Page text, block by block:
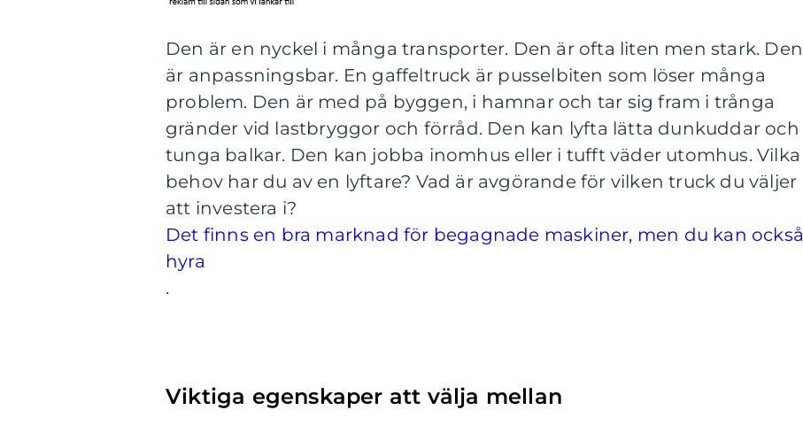
Den är en nyckel i många transporter. Den är ofta liten men stark. Den
är anpassningsbar. En gaffeltruck är pusselbiten som löser många
problem. Den är med på byggen, i hamnar och tar sig fram i trånga
gränder vid lastbryggor och förråd. Den kan lyfta lätta dunkuddar och
tunga balkar. Den kan jobba inomhus eller i tufft väder utomhus. Vilka
behov har du av en lyftare? Vad är avgörande för vilken truck du väljer
att investera i?
Det finns en bra marknad för begagnade maskiner, men du kan också
hyra
.
Viktiga egenskaper att välja mellan